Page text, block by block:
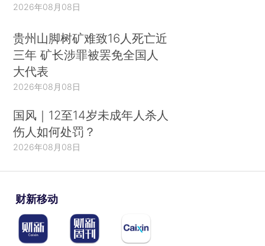
2026年08月08日
贵州山脚树矿难致16人死亡近
三年 矿长涉罪被罢免全国人
大代表
2026年08月08日
国风｜12至14岁未成年人杀人
伤人如何处罚？
2026年08月08日
财新移动